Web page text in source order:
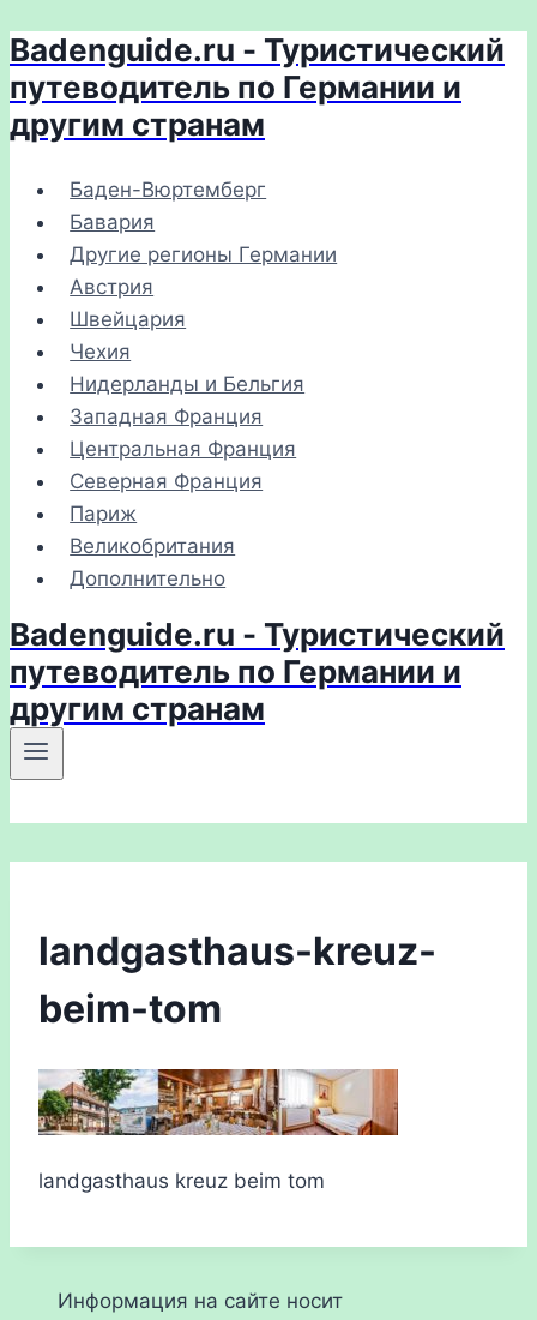
Перейти
к
содержимому
Badenguide.ru - Туристический
путеводитель по Германии и
другим странам
Баден-Вюртемберг
Бавария
Другие регионы Германии
Австрия
Швейцария
Чехия
Нидерланды и Бельгия
Западная Франция
Центральная Франция
Северная Франция
Париж
Великобритания
Дополнительно
Badenguide.ru - Туристический
путеводитель по Германии и
другим странам
landgasthaus-kreuz-
beim-tom
landgasthaus kreuz beim tom
Информация на сайте носит